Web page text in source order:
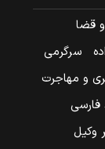
قضا
سرگرمی
و مهاجرت
فارسی
وکیل